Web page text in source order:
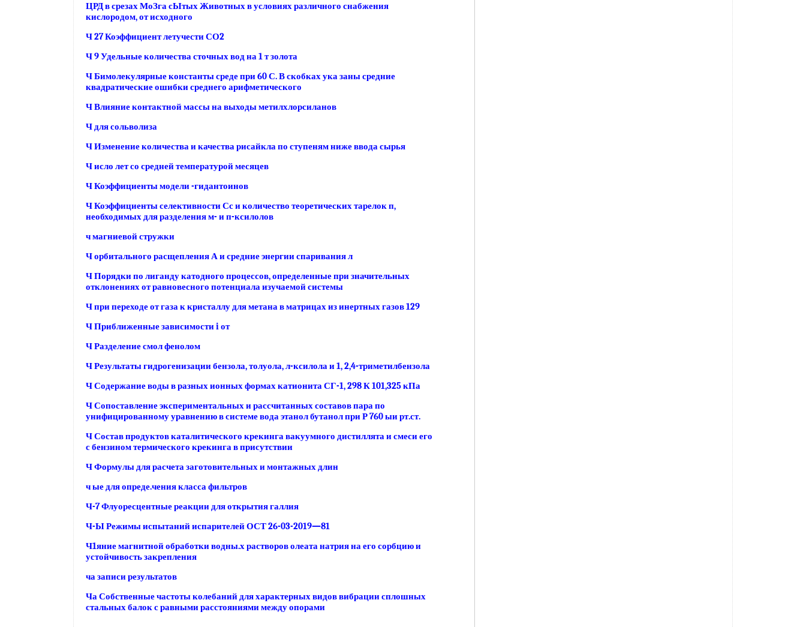
ЦРД в срезах МоЗга сЫтых Животных в условиях различного снабжения
кислородом, от исходного
Ч 27 Коэффициент летучести СО2
Ч 9 Удельные количества сточных вод на 1 т золота
Ч Бимолекулярные константы среде при 60 С. В скобках ука заны средние
квадратические ошибки среднего арифметического
Ч Влияние контактной массы на выходы метилхлорсиланов
Ч для сольволиза
Ч Изменение количества и качества рисайкла по ступеням ниже ввода сырья
Ч исло лет со средней температурой месяцев
Ч Коэффициенты модели -гидантоинов
Ч Коэффициенты селективности Сс и количество теоретических тарелок п,
необходимых для разделения м- и п-ксилолов
ч магниевой стружки
Ч орбитального расщепления А и средние энергии спаривания л
Ч Порядки по лиганду катодного процессов, определенные при значительных
отклонениях от равновесного потенциала изучаемой системы
Ч при переходе от газа к кристаллу для метана в матрицах из инертных газов 129
Ч Приближенные зависимости i от
Ч Разделение смол фенолом
Ч Результаты гидрогенизации бензола, толуола, л-ксилола и 1, 2,4-триметилбензола
Ч Содержание воды в разных ионных формах катионита СГ-1, 298 К 101,325 кПа
Ч Сопоставление экспериментальных и рассчитанных составов пара по
унифицированному уравнению в системе вода этанол бутанол при Р 760 ыи рт.ст.
Ч Состав продуктов каталитического крекинга вакуумного дистиллята и смеси его
с бензином термического крекинга в присутствии
Ч Формулы для расчета заготовительных и монтажных длин
ч ые для опреде.чения класса фильтров
Ч-7 Флуоресцентные реакции для открытия галлия
Ч-Ы Режимы испытаний испарителей ОСТ 26-03-2019—81
Ч1яние магнитной обработки водны.х растворов олеата натрия на его сорбцию и
устойчивость закрепления
ча записи результатов
Ча Собственные частоты колебаний для характерных видов вибрации сплошных
стальных балок с равными расстояниями между опорами